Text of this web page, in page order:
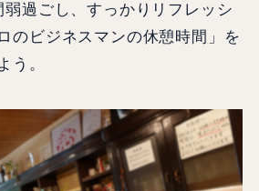
過ごし、すっかりリフレッシ
のビジネスマンの休憩時間」を
う。